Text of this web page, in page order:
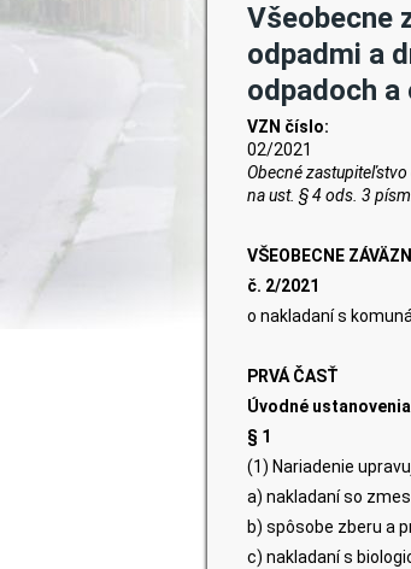
Všeobecne
odpadmi a
odpadoch a
VZN číslo:
02/2021
Obecné
na ust. § 4 ods. 3
VŠEOBECNE
č. 2/2021
o nakladaní s
PRVÁ ČASŤ
Úvodné ustanovenia
§ 1
(1) Nariadenie
a) nakladaní so
b) spôsobe zberu a
c) nakladaní s